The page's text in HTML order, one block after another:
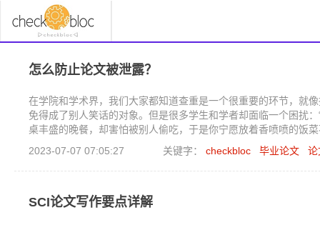
怎么防止论文被泄露？
在学院和学术界，我们大家都知道查重是一个很重要的环节，就
免得成了别人笑话的对象。但是很多学生和学者却面临一个困扰
桌丰盛的晚餐，却害怕被别人偷吃，于是你宁愿放着香喷喷的饭
2023-07-07 07:05:27
关键字： checkbloc 毕业论文 论
SCI论文写作要点详解